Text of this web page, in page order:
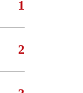
1
2